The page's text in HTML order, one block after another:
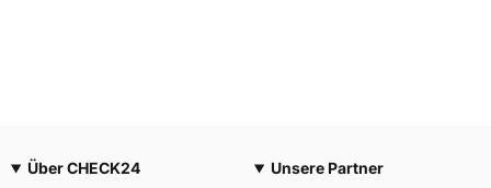
Über CHECK24
Unsere Partner